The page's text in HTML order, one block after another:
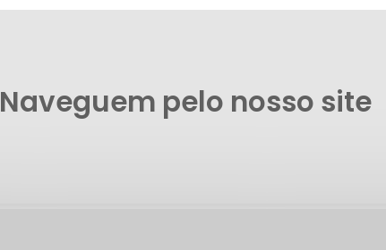
Naveguem pelo nosso site